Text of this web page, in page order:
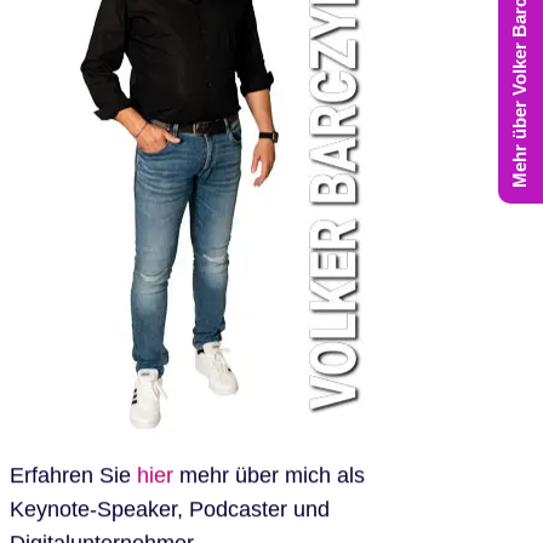
Erfahren Sie hiermehr über mich als
Keynote-Speaker, Podcaster und
Mehr über Volker Barczynski